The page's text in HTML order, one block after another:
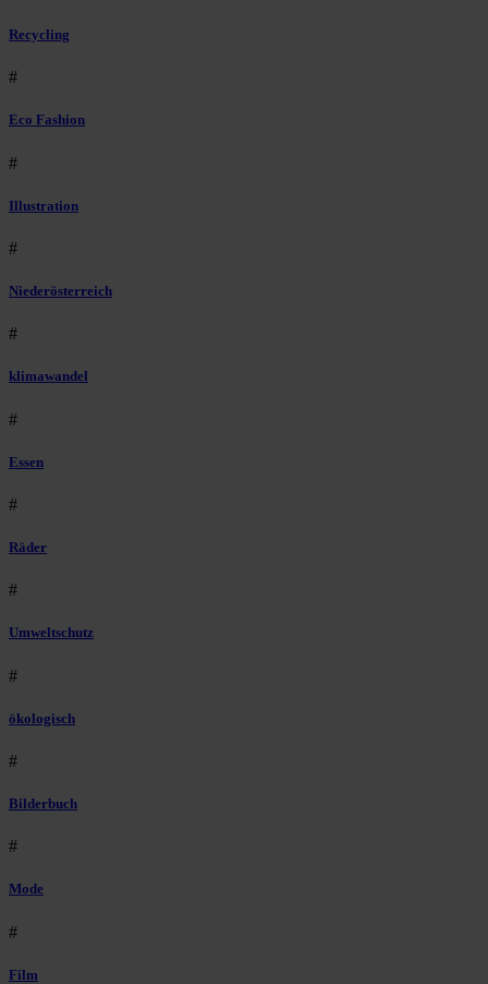
Recycling
#
Eco Fashion
#
Illustration
#
Niederösterreich
#
klimawandel
#
Essen
#
Räder
#
Umweltschutz
#
ökologisch
#
Bilderbuch
#
Mode
#
Film